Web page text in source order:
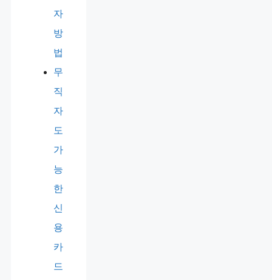
자
방
법
무
직
자
도
가
능
한
신
용
카
드